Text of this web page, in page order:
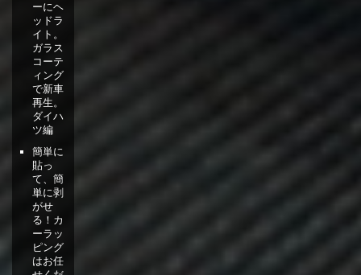
ーにヘ
ッドラ
イト。
ガラス
コーテ
ィング
で新車
再生。
ダイハ
ツ編
簡単に
貼っ
て、簡
単に剥
がせ
る！カ
ーラッ
ピング
はお任